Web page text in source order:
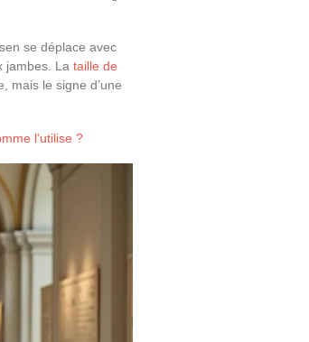
se déplace avec
jambes. La taille de
mais le signe d’une
l'utilise ?